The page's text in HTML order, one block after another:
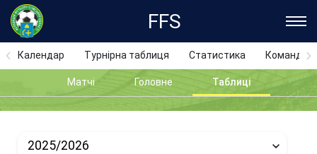
FFS
Календар Турнірна таблиця Статистика Команди
Матчі Головне Таблиці
2025/2026